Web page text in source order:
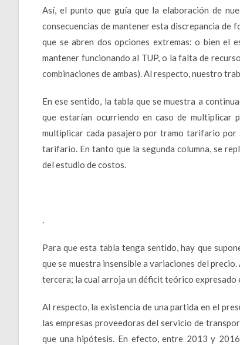
Así, el punto que guía que la elaboración de
consecuencias de mantener esta discrepancia de
que se abren dos opciones extremas: o bien el
mantener funcionando al TUP, o la falta de
combinaciones de ambas). Al respecto, nuestro
En ese sentido, la tabla que se muestra a
que estarían ocurriendo en caso de multiplicar
multiplicar cada pasajero por tramo tarifario
tarifario. En tanto que la segunda columna, se
del estudio de costos.
.
Para que esta tabla tenga sentido, hay que
que se muestra insensible a variaciones del
tercera; la cual arroja un déficit teórico expresado
Al respecto, la existencia de una partida en el
las empresas proveedoras del servicio de
que una hipótesis. En efecto, entre 2013 y